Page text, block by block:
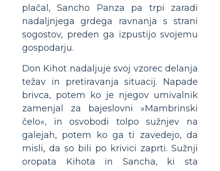
plačal, Sancho Panza pa trpi zaradi
nadaljnjega grdega ravnanja s strani
sogostov, preden ga izpustijo svojemu
gospodarju.
Don Kihot nadaljuje svoj vzorec delanja
težav in pretiravanja situacij. Napade
brivca, potem ko je njegov umivalnik
zamenjal za bajeslovni »Mambrinski
čelo«, in osvobodi tolpo sužnjev na
galejah, potem ko ga ti zavedejo, da
misli, da so bili po krivici zaprti. Sužnji
oropata Kihota in Sancha, ki sta